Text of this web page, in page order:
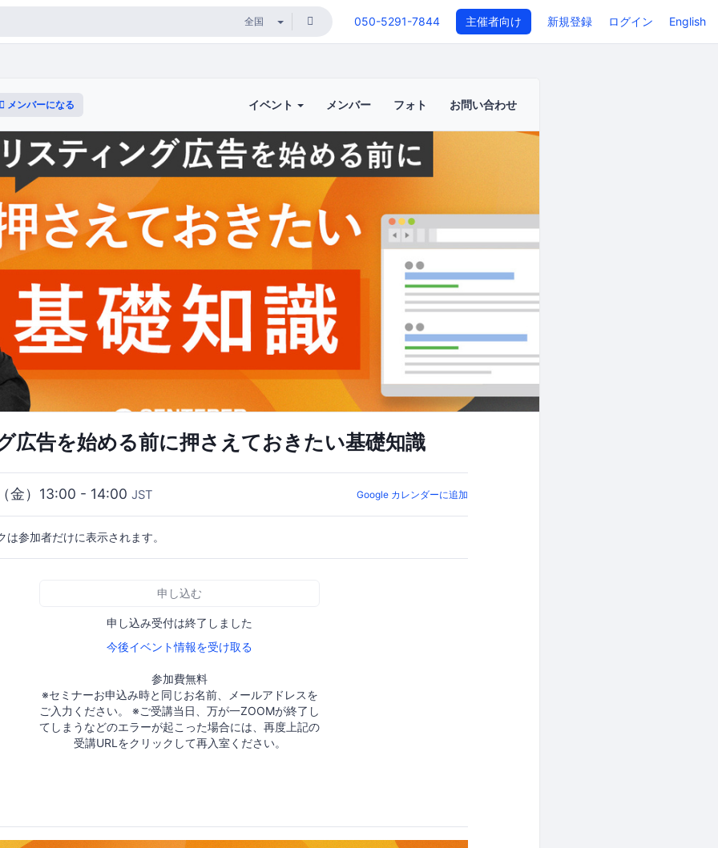
050-5291-7844 主催者向け 新規登録 ログイン English
メンバーになる イベント メンバー フォト お問い合わせ
広告を始める前に押さえておきたい基礎知識
金）13:00 - 14:00 JST Google カレンダーに追加
は参加者だけに表示されます。
申し込む
申し込み受付は終了しました
今後イベント情報を受け取る
参加費無料
※セミナーお申込み時と同じお名前、メールアドレスを
ご入力ください。 ※ご受講当日、万が一ZOOMが終了し
てしまうなどのエラーが起こった場合には、再度上記の
受講URLをクリックして再入室ください。